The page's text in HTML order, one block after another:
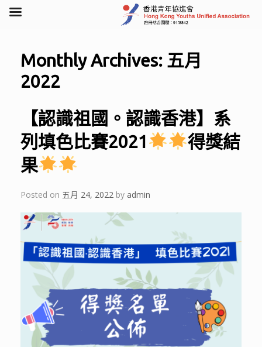
contentMonthly Archives: 五月
2022
【認識祖國。認識香港】系
列填色比賽2021
得獎結
果
Posted on 五月 24, 2022 by admin